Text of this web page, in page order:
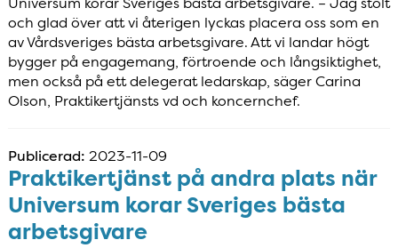
och glad över att vi återigen lyckas placera oss som en
av Vårdsveriges bästa arbetsgivare. Att vi landar högt
bygger på engagemang, förtroende och långsiktighet,
men också på ett delegerat ledarskap, säger Carina
Olson, Praktikertjänsts vd och koncernchef.
Publicerad: 2023-11-09
Praktikertjänst på andra plats när
Universum korar Sveriges bästa
arbetsgivare